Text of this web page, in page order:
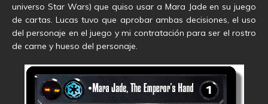
universo Star Wars) que quiso usar a Mara Jade en su juego
de cartas. Lucas tuvo que aprobar ambas decisiones, el uso
del personaje en el juego y mi contratación para ser el rostro
de carne y hueso del personaje.